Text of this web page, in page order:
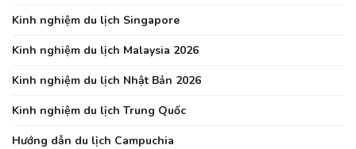
Kinh nghiệm du lịch Singapore
Kinh nghiệm du lịch Malaysia 2026
Kinh nghiệm du lịch Nhật Bản 2026
Kinh nghiệm du lịch Trung Quốc
Hướng dẫn du lịch Campuchia